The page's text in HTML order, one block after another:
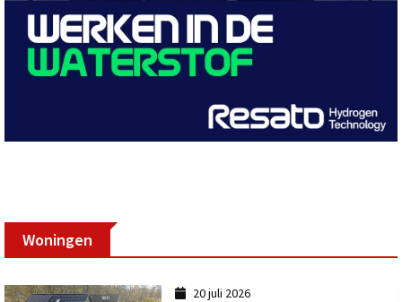
Woningen
20 juli 2026